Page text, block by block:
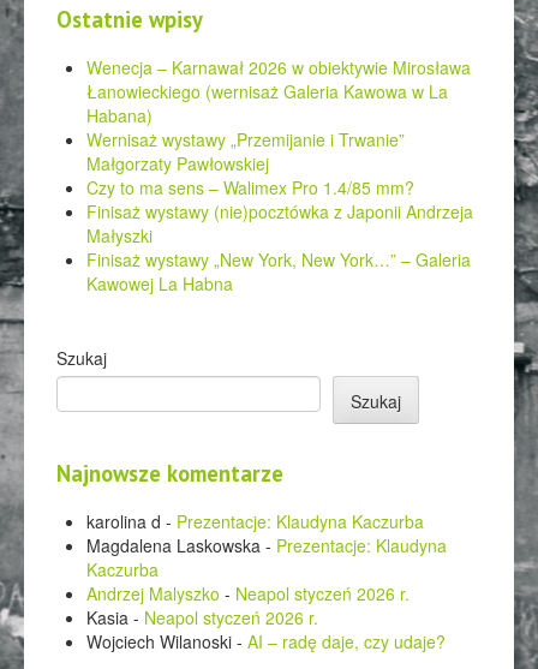
Ostatnie wpisy
Wenecja – Karnawał 2026 w obiektywie Mirosława
Łanowieckiego (wernisaż Galeria Kawowa w La
Habana)
Wernisaż wystawy „Przemijanie i Trwanie”
Małgorzaty Pawłowskiej
Czy to ma sens – Walimex Pro 1.4/85 mm?
Finisaż wystawy (nie)pocztówka z Japonii Andrzeja
Małyszki
Finisaż wystawy „New York, New York…” – Galeria
Kawowej La Habna
Szukaj
Szukaj
Najnowsze komentarze
karolina d - Prezentacje: Klaudyna Kaczurba
Magdalena Laskowska - Prezentacje: Klaudyna
Kaczurba
Andrzej Malyszko - Neapol styczeń 2026 r.
Kasia - Neapol styczeń 2026 r.
Wojciech Wilanoski -AI – radę daje, czy udaje?